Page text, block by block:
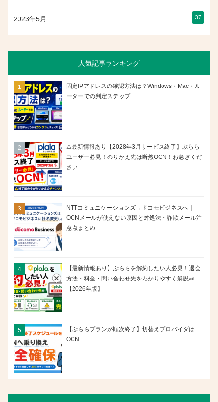
2023年5月 37
人気記事ランキング
固定IPアドレスの確認方法は？Windows・Mac・ル
ーターでの判定ステップ
⚠️最新情報あり【2028年3月サービス終了】ぷらら
ユーザー必見！のりかえ先は断然OCN！お急ぎくだ
さい
NTTコミュニケーションズ→ドコモビジネスへ｜
OCNメールが使えない原因と対処法・詐欺メール注
意点まとめ
【最新情報あり】ぷららを解約したい人必見！退会
方法・料金・問い合わせ先をわかりやすく解説📣
【2026年版】
【ぷららプランが順次終了】切替えプロバイダは
OCN